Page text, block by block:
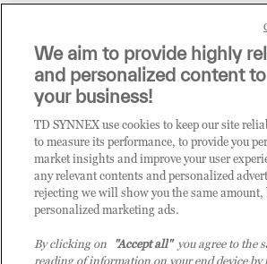
Sei un rivenditore di tecnologia e
i prodotti o le soluzioni trattate
CLICCA QUI E
CLIENTE TD
We aim to provide highly
and personalized content
your business!
TD SYNNEX use cookies to keep our site
to measure its performance, to provide you
market insights and improve your user
any relevant contents and personalized
rejecting we will show you the same amount,
personalized marketing ads.
By clicking on "Accept all"you agree to the
reading of information on your end device by